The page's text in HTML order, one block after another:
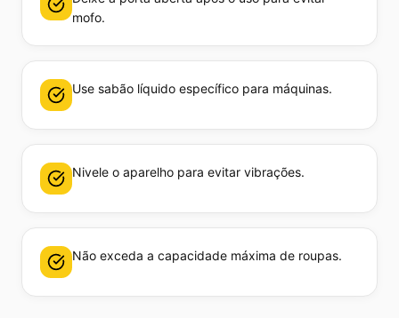
mofo.
Use sabão líquido específico para máquinas.
Nivele o aparelho para evitar vibrações.
Não exceda a capacidade máxima de roupas.